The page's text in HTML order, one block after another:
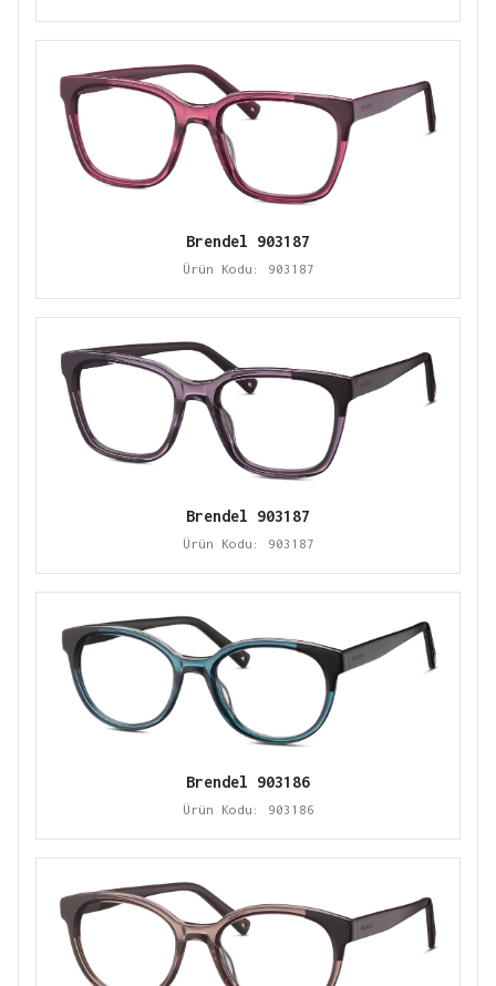
Brendel 903187
Ürün Kodu: 903187
Brendel 903187
Ürün Kodu: 903187
Brendel 903186
Ürün Kodu: 903186